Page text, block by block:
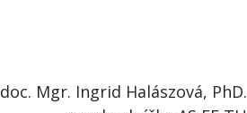
doc. Mgr. Ingrid Halászová, PhD.